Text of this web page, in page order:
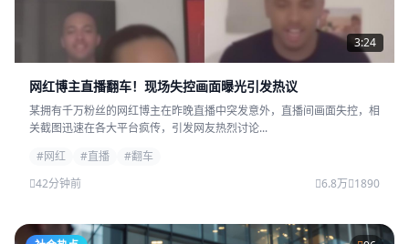
3:24
网红博主直播翻车！现场失控画面曝光引发热议
某拥有千万粉丝的网红博主在昨晚直播中突发意外，直播间画面失控，相
关截图迅速在各大平台疯传，引发网友热烈讨论...
#网红
#直播
#翻车
42分钟前
6.8万 1890